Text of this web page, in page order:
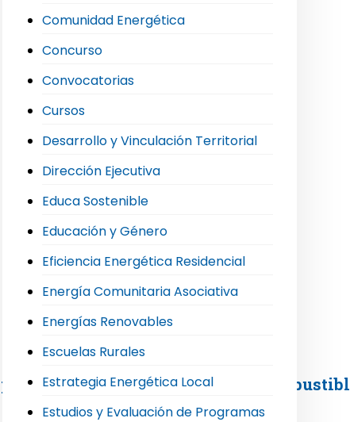
impulsar la producción de
Comunidad Energética
Concurso
Convocatorias
Cursos
Desarrollo y Vinculación Territorial
Dirección Ejecutiva
Educa Sostenible
Educación y Género
Eficiencia Energética Residencial
Energía Comunitaria Asociativa
Energías Renovables
Escuelas Rurales
Estrategia Energética Local
Estudios y Evaluación de Programas